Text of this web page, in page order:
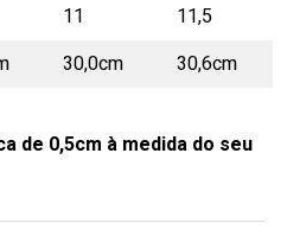
11
11,5
30,0cm 30,6cm
de 0,5cm à medida do seu